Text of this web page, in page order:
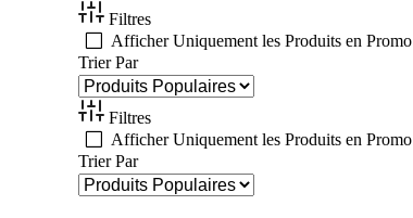
Filtres
Afficher Uniquement les Produits en Promo
Trier Par
Filtres
Afficher Uniquement les Produits en Promo
Trier Par